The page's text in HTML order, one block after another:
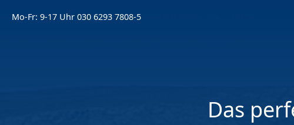
Mo-Fr: 9-17 Uhr 030 6293 7808-5
Das